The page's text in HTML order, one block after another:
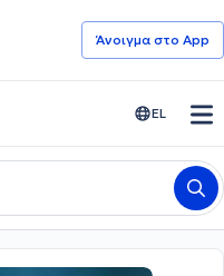
Άνοιγμα στο App
EL